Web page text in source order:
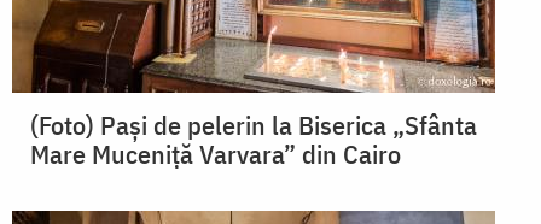
(Foto) Pași de pelerin la Biserica „Sfânta
Mare Muceniță Varvara” din Cairo